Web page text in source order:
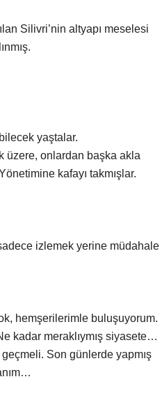
Silivri’nin altyapı meselesi
yaştalar.
üzere, onlardan başka akla
kafayı takmışlar.
izlemek yerine müdahale
hemşerilerimle buluşuyorum.
kadar meraklıymış siyasete…
Son günlerde yapmış